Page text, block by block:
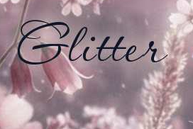
Glitter